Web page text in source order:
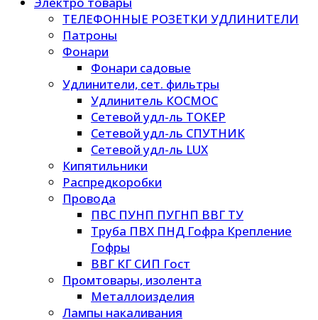
ТЕЛЕФОННЫЕ РОЗЕТКИ УДЛИНИТЕЛИ
Патроны
Фонари
Фонари садовые
Удлинители, сет. фильтры
Удлинитель КОСМОС
Сетевой удл-ль ТОКЕР
Сетевой удл-ль СПУТНИК
Сетевой удл-ль LUX
Кипятильники
Распредкоробки
Провода
ПВС ПУНП ПУГНП ВВГ ТУ
Труба ПВХ ПНД Гофра Крепление
Гофры
ВВГ КГ СИП Гост
Промтовары, изолента
Металлоизделия
Лампы накаливания